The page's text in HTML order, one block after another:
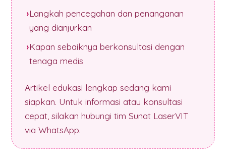
Langkah pencegahan dan penanganan
yang dianjurkan
Kapan sebaiknya berkonsultasi dengan
tenaga medis
Artikel edukasi lengkap sedang kami
siapkan. Untuk informasi atau konsultasi
cepat, silakan hubungi tim Sunat LaserVIT
via WhatsApp.